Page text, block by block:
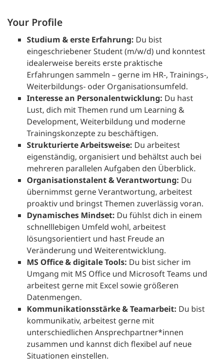
Your Profile
Studium & erste Erfahrung: Du bist
eingeschriebener Student (m/w/d) und konntest
idealerweise bereits erste praktische
Erfahrungen sammeln – gerne im HR-, Trainings-,
Weiterbildungs- oder Organisationsumfeld.
Interesse an Personalentwicklung: Du hast
Lust, dich mit Themen rund um Learning &
Development, Weiterbildung und moderne
Trainingskonzepte zu beschäftigen.
Strukturierte Arbeitsweise: Du arbeitest
eigenständig, organisiert und behältst auch bei
mehreren parallelen Aufgaben den Überblick.
Organisationstalent & Verantwortung: Du
übernimmst gerne Verantwortung, arbeitest
proaktiv und bringst Themen zuverlässig voran.
Dynamisches Mindset: Du fühlst dich in einem
schnelllebigen Umfeld wohl, arbeitest
lösungsorientiert und hast Freude an
Veränderung und Weiterentwicklung.
MS Office & digitale Tools: Du bist sicher im
Umgang mit MS Office und Microsoft Teams und
arbeitest gerne mit Excel sowie größeren
Datenmengen.
Kommunikationsstärke & Teamarbeit: Du bist
kommunikativ, arbeitest gerne mit
unterschiedlichen Ansprechpartner*innen
zusammen und kannst dich flexibel auf neue
Situationen einstellen.